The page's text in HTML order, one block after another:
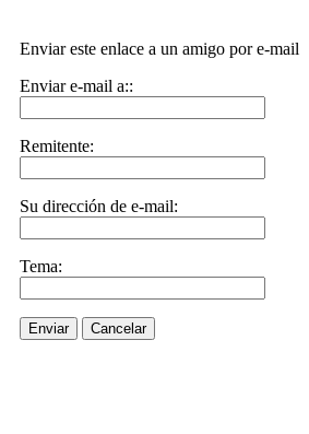
Enviar este enlace a un amigo por e-mail
Enviar e-mail a::
Remitente:
Su dirección de e-mail:
Tema:
Enviar Cancelar